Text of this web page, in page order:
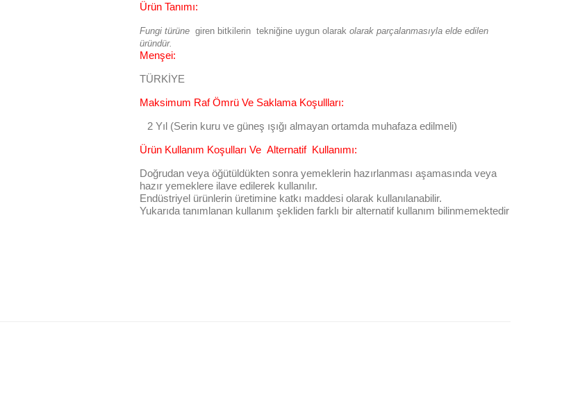
Ürün Tanımı:
Fungi türüne giren bitkilerin tekniğine uygun olarak olarak parçalanmasıyla elde edilen
üründür.
Menşei:
TÜRKİYE
Maksimum Raf Ömrü Ve Saklama Koşullları:
2 Yıl (Serin kuru ve güneş ışığı almayan ortamda muhafaza edilmeli)
Ürün Kullanım Koşulları Ve Alternatif Kullanımı:
Doğrudan veya öğütüldükten sonra yemeklerin hazırlanması aşamasında veya
hazır yemeklere ilave edilerek kullanılır.
Endüstriyel ürünlerin üretimine katkı maddesi olarak kullanılanabilir.
Yukarıda tanımlanan kullanım şekliden farklı bir alternatif kullanım bilinmemektedir